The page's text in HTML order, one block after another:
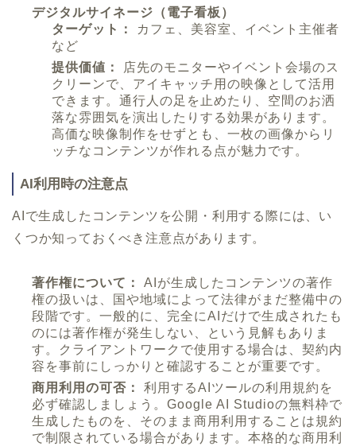
デジタルサイネージ（電子看板）
ターゲット：
カフェ、美容室、イベント主催者
など
提供価値：
店先のモニターやイベント会場のス
クリーンで、アイキャッチ用の映像として活用
できます。通行人の足を止めたり、空間のお洒
落な雰囲気を演出したりする効果があります。
高価な映像制作をせずとも、一枚の画像からリ
ッチなコンテンツが作れる点が魅力です。
AI利用時の注意点
AIで生成したコンテンツを公開・利用する際には、い
くつか知っておくべき注意点があります。
著作権について：
AIが生成したコンテンツの著作
権の扱いは、国や地域によって法律がまだ整備中の
段階です。一般的に、完全にAIだけで生成されたも
のには著作権が発生しない、という見解もありま
す。クライアントワークで使用する場合は、契約内
容を事前にしっかりと確認することが重要です。
商用利用の可否：
利用するAIツールの利用規約を
必ず確認しましょう。Google AI Studioの無料枠で
生成したものを、そのまま商用利用することは規約
で制限されている場合があります。本格的な商用利